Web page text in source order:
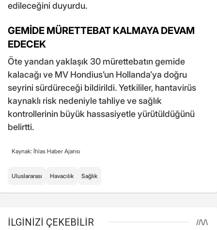
edileceğini duyurdu.
GEMİDE MÜRETTEBAT KALMAYA DEVAM
EDECEK
Öte yandan yaklaşık 30 mürettebatın gemide
kalacağı ve MV Hondius’un Hollanda’ya doğru
seyrini sürdüreceği bildirildi. Yetkililer, hantavirüs
kaynaklı risk nedeniyle tahliye ve sağlık
kontrollerinin büyük hassasiyetle yürütüldüğünü
belirtti.
Kaynak: İhlas Haber Ajansı
Uluslararası Havacılık Sağlık